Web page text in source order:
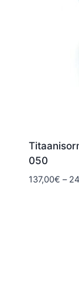
050
137,00€ –